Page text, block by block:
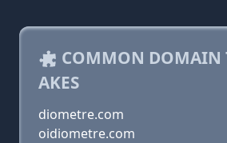
COMMON DOMAIN
AKES
diometre.com
oidiometre.com